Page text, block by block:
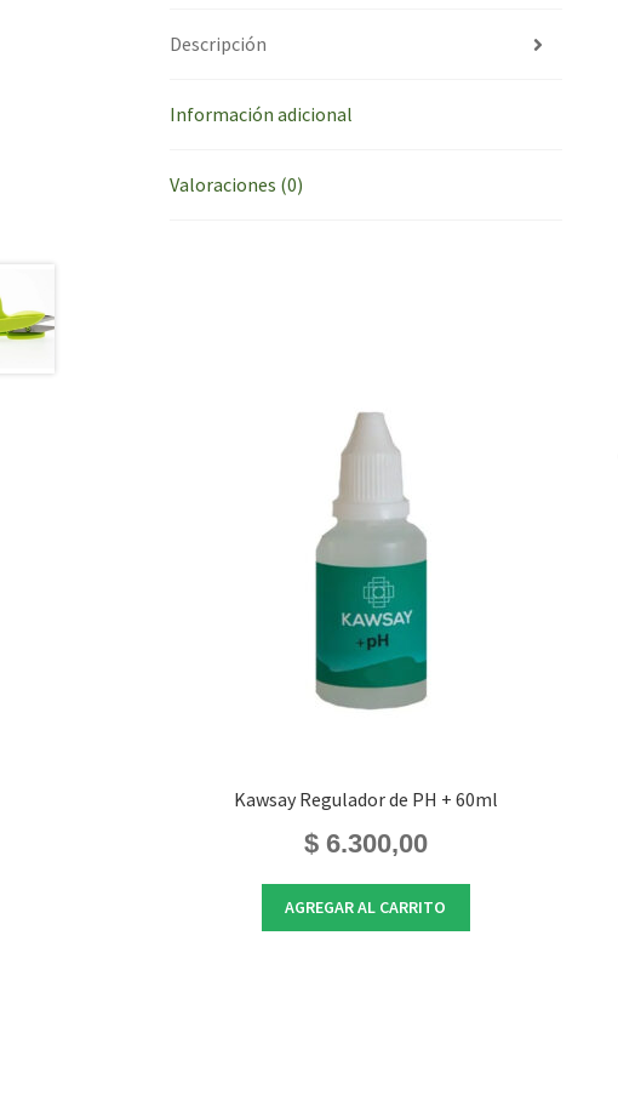
Descripción
Información adicional
Valoraciones (0)
Kawsay Regulador de PH + 60ml
$6.300,00
AGREGAR AL CARRITO